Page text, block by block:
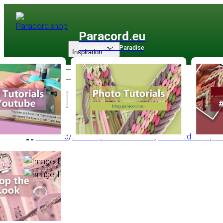
Paracord .eu
Coloured Cord Paradise
Sortiment
Inspiration
Paracord/Survival / Überleben Seil/Paracord Mil-Spec